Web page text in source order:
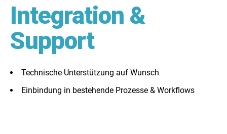
Integration &
Support
Technische Unterstützung auf Wunsch
Einbindung in bestehende Prozesse & Workflows